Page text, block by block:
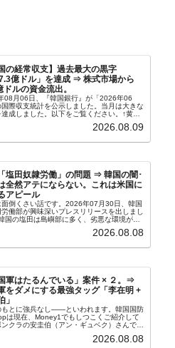
の経常収支】過去最大の黒字
億ドル」を達成 ⇒ 株式市場から
ルの資金流出。
08月06日、『韓国銀行』が「2026年06
国際収支統計を公示しました。当月は大きな
成しました。以下をご覧ください。↑黄色
収支です。2026年06月貿易収支：4...
2026.08.09
塩田奴隷労働」の問題 ⇒ 韓国の闇･
全然アテにならない。これは米国に
アピール
面倒くさい話です。2026年07月30日、韓国
働部が興味深いプレスリリースを出しまし
国の塩田は島嶼部に多く、劣悪な環境が一
われます（後述）。これは、いわゆる「塩田
2026.08.08
軍はたるんでいる」案件 × ２。⇒
をダメにする最強タッグ「李在明 +
」
もとに強兵なし――といわれます。韓国国防
は現在、Money1でもしつこくご紹介して
ンクラの安圭伯（アン・ギュベク）さんで
「韓国初の文官上がり」の国防部長官安圭伯
2026.08.08